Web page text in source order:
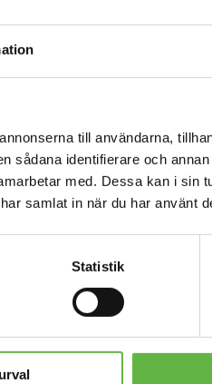
till användarna,
sådana identifierare och
med. Dessa kan i sin
samlat in när du har använt
Statistik